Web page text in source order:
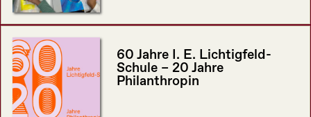
60 Jahre I. E. Lichtigfeld-
Schule – 20 Jahre
Philanthropin